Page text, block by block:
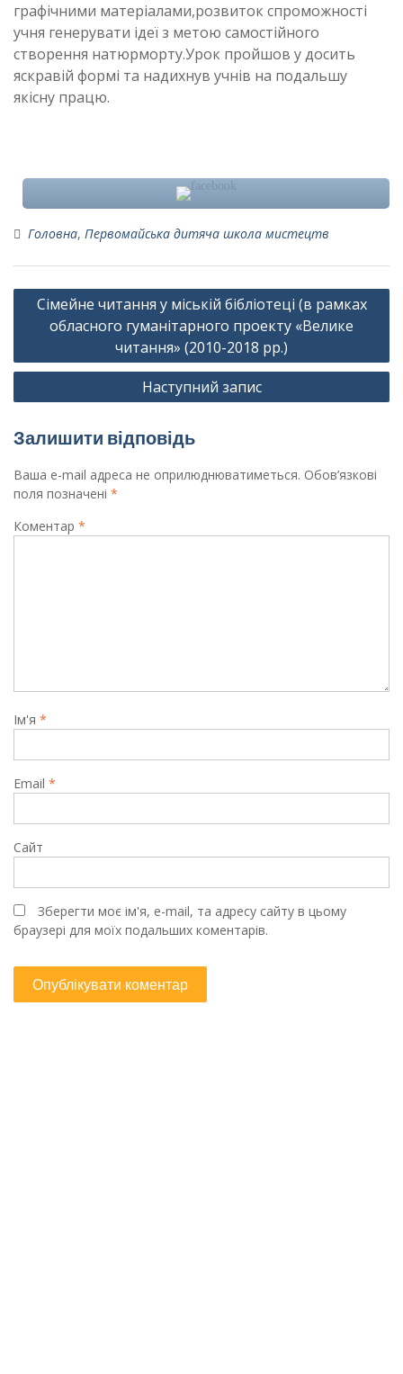
графічними матеріалами,розвиток спроможності
учня генерувати ідеї з метою самостійного
створення натюрморту.Урок пройшов у досить
яскравій формі та надихнув учнів на подальшу
якісну працю.
Головна, Первомайська дитяча школа мистецтв
Навігація
записів
Сімейне читання у міській бібліотеці (в рамках
обласного гуманітарного проекту «Велике
читання» (2010-2018 рр.)
Наступний запис
Залишити відповідь
Ваша e-mail адреса не оприлюднюватиметься. Обов’язкові
поля позначені *
Коментар *
Ім'я *
Email *
Сайт
Зберегти моє ім'я, e-mail, та адресу сайту в цьому
браузері для моїх подальших коментарів.